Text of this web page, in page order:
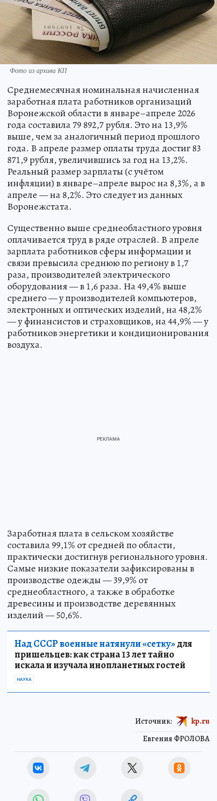
Фото из архива КП
Среднемесячная номинальная начисленная
заработная плата работников организаций
Воронежской области в январе–апреле 2026
года составила 79 892,7 рубля. Это на 13,9%
выше, чем за аналогичный период прошлого
года. В апреле размер оплаты труда достиг 83
871,9 рубля, увеличившись за год на 13,2%.
Реальный размер зарплаты (с учётом
инфляции) в январе–апреле вырос на 8,3%, а в
апреле — на 8,2%. Это следует из данных
Воронежстата.
Существенно выше среднеобластного уровня
оплачивается труд в ряде отраслей. В апреле
зарплата работников сферы информации и
связи превысила среднюю по региону в 1,7
раза, производителей электрического
оборудования — в 1,6 раза. На 49,4% выше
среднего — у производителей компьютеров,
электронных и оптических изделий, на 48,2%
— у финансистов и страховщиков, на 44,9% — у
работников энергетики и кондиционирования
воздуха.
Заработная плата в сельском хозяйстве
составила 99,1% от средней по области,
практически достигнув регионального уровня.
Самые низкие показатели зафиксированы в
производстве одежды — 39,9% от
среднеобластного, а также в обработке
древесины и производстве деревянных
изделий — 50,6%.
Над СССР военные натянули «сетку»для
пришельцев: как страна 13 лет тайно
искала и изучала инопланетных гостей
НАУКА
Евгения ФРОЛОВА
Источник: kp.ru